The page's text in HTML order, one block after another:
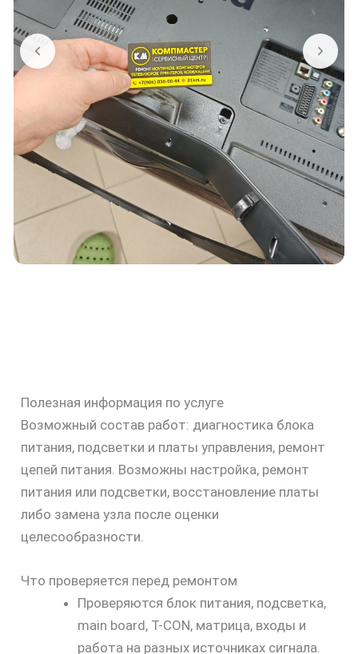
Полезная информация по услуге
Возможный состав работ: диагностика блока
питания, подсветки и платы управления, ремонт
цепей питания. Возможны настройка, ремонт
питания или подсветки, восстановление платы
либо замена узла после оценки
целесообразности.
Что проверяется перед ремонтом
Проверяются блок питания, подсветка,
main board, T-CON, матрица, входы и
работа на разных источниках сигнала.